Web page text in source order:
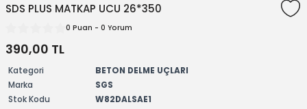
SDS PLUS MATKAP UCU 26*350
0 Puan - 0 Yorum
390,00 TL
Kategori
BETON DELME UÇLARI
Marka
SGS
Stok Kodu
W82DALSAE1